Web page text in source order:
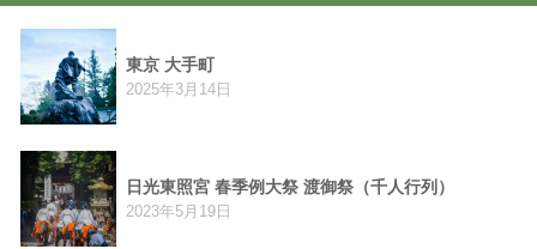
東京 大手町
2025年3月14日
日光東照宮 春季例大祭 渡御祭（千人行列）
2023年5月19日